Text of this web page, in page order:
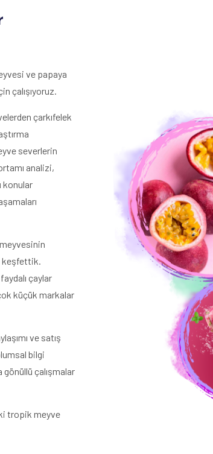
ve papaya
çalışıyoruz.
çarkıfelek
severlerin
analizi,
konular
keşfettik.
çaylar
küçük markalar
ve satış
bilgi
çalışmalar
tropik meyve